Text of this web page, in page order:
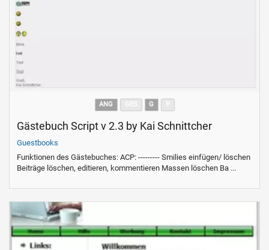
ANG G
Gästebuch Script v 2.3 by Kai Schnittcher
Guestbooks
Funktionen des Gästebuches: ACP: --------- Smilies einfügen/ löschen
Beiträge löschen, editieren, kommentieren Massen löschen Ba ...